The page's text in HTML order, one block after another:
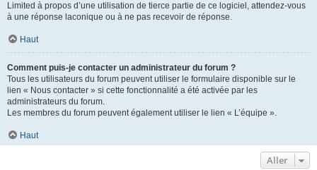
Limited à propos d’une utilisation de tierce partie de ce logiciel, attendez-vous
à une réponse laconique ou à ne pas recevoir de réponse.
Haut
Comment puis-je contacter un administrateur du forum ?
Tous les utilisateurs du forum peuvent utiliser le formulaire disponible sur le
lien « Nous contacter » si cette fonctionnalité a été activée par les
administrateurs du forum.
Les membres du forum peuvent également utiliser le lien « L’équipe ».
Haut
Aller